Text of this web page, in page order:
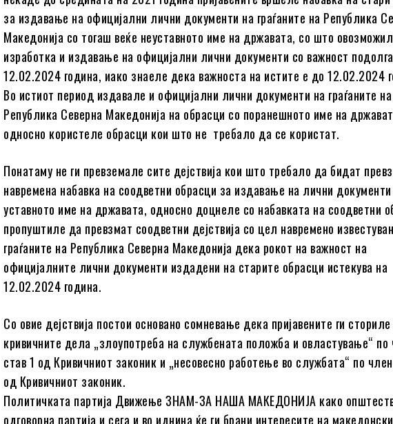
за издавање на официјални лични документи на граѓаните на Република
Македонија со тогаш веќе неуставното име на државата, со што
изработка и издавање на официјални лични документи со важност
12.02.2024 година, иако знаеле дека важноста на истите е до 12.02.2024
Во истиот период издавале и официјални лични документи на граѓаните на
Република Северна Македонија на обрасци со поранешното име на
односно користеле обрасци кои што не требало да се користат.
Понатаму не ги превземале сите дејствија кои што требало да бидат
навремена набавка на соодветни обрасци за издавање на лични
уставното име на државата, односно доцнеле со набавката на соодветни
пропуштиле да превзмат соодветни дејствија со цел навремено
граѓаните на Република Северна Македонија дека рокот на важност на
официјалните лични документи издадени на старите обрасци истекува на
12.02.2024 година.
Со овие дејствија постои основано сомневање дека пријавените ги сториле
кривичните дела „злоупотреба на службената положба и овластување“
став 1 од Кривичниот законик и „несовесно работење во службата“ по
од Кривичниот законик.
Политичката партија Движење ЗНАМ-ЗА НАША МАКЕДОНИЈА како
одговорна партија и сега и во иднина ќе ги брани интересите на